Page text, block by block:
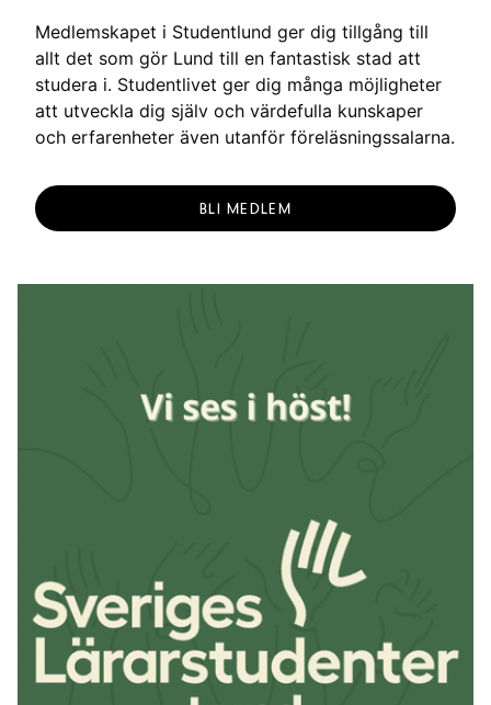
Medlemskapet i Studentlund ger dig tillgång till
allt det som gör Lund till en fantastisk stad att
studera i. Studentlivet ger dig många möjligheter
att utveckla dig själv och värdefulla kunskaper
och erfarenheter även utanför föreläsningssalarna.
BLI MEDLEM